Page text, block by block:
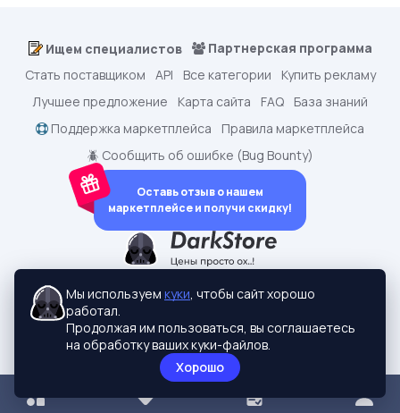
dark.shopping - Маркетплейс аккаунтов
2015-2026 © dark.shopping
Актуальные адреса:
Ищем специалистов
Партнерская программа
Стать поставщиком
API Все категории
Купить рекламу
Лучшее предложение
Карта сайта FAQ
База знаний
Поддержка маркетплейса
Правила маркетплейса
🪲 Сообщить об ошибке (Bug Bounty)
Оставь отзыв о нашем
маркетплейсе и получи скидку!
Мы используем куки, чтобы сайт хорошо
работал.
Продолжая им пользоваться, вы соглашаетесь
на обработку ваших куки-файлов.
Хорошо